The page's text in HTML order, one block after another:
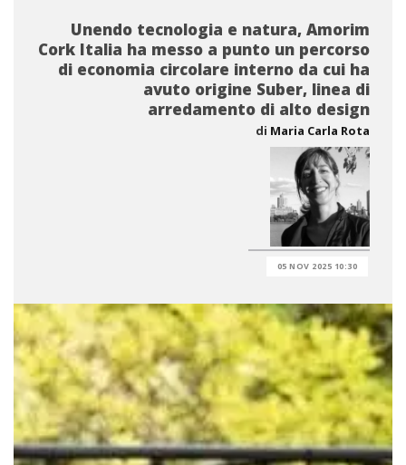
Unendo tecnologia e natura, Amorim
Cork Italia ha messo a punto un percorso
di economia circolare interno da cui ha
avuto origine Suber, linea di
arredamento di alto design
di Maria Carla Rota
05 NOV 2025 10:30